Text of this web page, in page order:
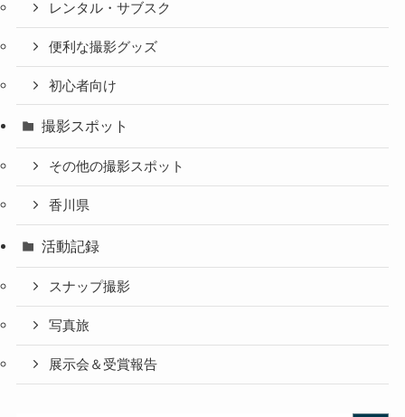
レンタル・サブスク
便利な撮影グッズ
初心者向け
撮影スポット
その他の撮影スポット
香川県
活動記録
スナップ撮影
写真旅
展示会＆受賞報告